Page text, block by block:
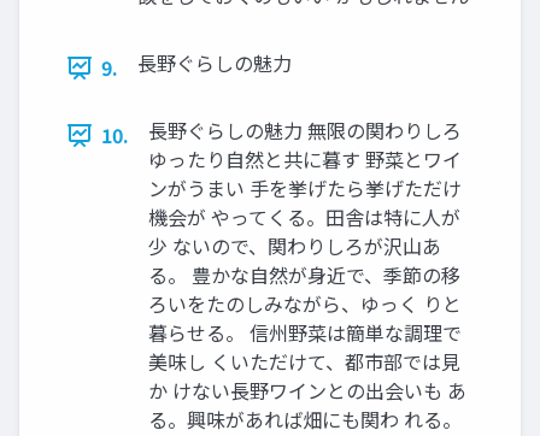
9. 長野ぐらしの魅力
10.
長野ぐらしの魅力 無限の関わりしろ
ゆったり自然と共に暮す 野菜とワイ
ンがうまい 手を挙げたら挙げただけ
機会が やってくる。田舎は特に人が
少 ないので、関わりしろが沢山あ
る。 豊かな自然が身近で、季節の移
ろいをたのしみながら、ゆっく りと
暮らせる。 信州野菜は簡単な調理で
美味し くいただけて、都市部では見
か けない長野ワインとの出会いも あ
る。興味があれば畑にも関わ れる。